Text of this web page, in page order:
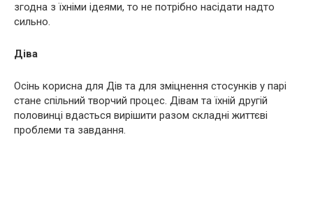
згодна з їхніми ідеями, то не потрібно насідати надто
сильно.
Діва
Осінь корисна для Дів та для зміцнення стосунків у парі
стане спільний творчий процес. Дівам та їхній другій
половинці вдасться вирішити разом складні життєві
проблеми та завдання.